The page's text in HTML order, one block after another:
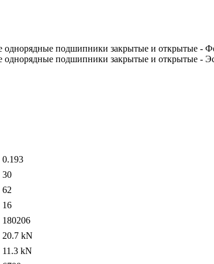
0.193
30
62
16
180206
20.7 kN
11.3 kN